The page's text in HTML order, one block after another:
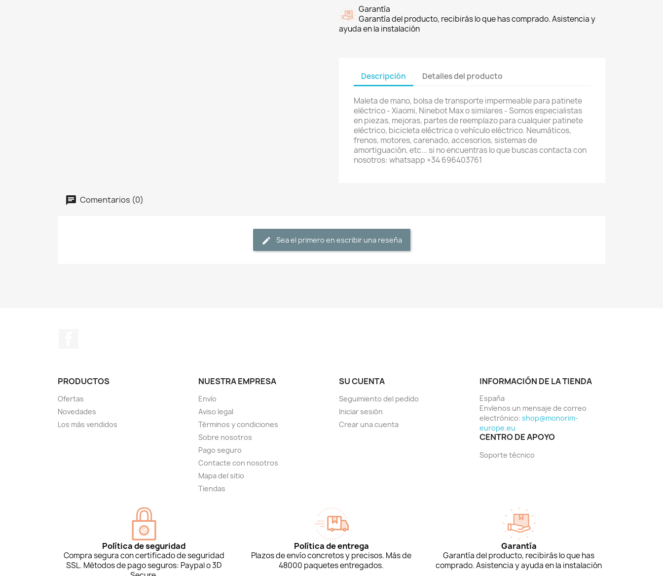
Garantía
Garantía del producto, recibirás lo que has comprado. Asistencia y
ayuda en la instalación
Descripción Detalles del producto
Maleta de mano, bolsa de transporte impermeable para patinete
eléctrico - Xiaomi, Ninebot Max o similares - Somos especialistas
en piezas, mejoras, partes de reemplazo para cualquier patinete
eléctrico, bicicleta eléctrica o vehículo eléctrico. Neumáticos,
frenos, motores, carenado, accesorios, sistemas de
amortiguación, etc... si no encuentras lo que buscas contacta con
nosotros: whatsapp +34 696403761
Comentarios (0)
Sea el primero en escribir una reseña
PRODUCTOS
Ofertas
Novedades
Los más vendidos
NUESTRA EMPRESA
Envío
Aviso legal
Términos y condiciones
Sobre nosotros
Pago seguro
Contacte con nosotros
Mapa del sitio
Tiendas
SU CUENTA
Seguimiento del pedido
Iniciar sesión
Crear una cuenta
INFORMACIÓN DE LA TIENDA
España
Envíenos un mensaje de correo
electrónico: shop@monorim-
europe.eu
CENTRO DE APOYO
Soporte técnico
Política de seguridad
Compra segura con certificado de seguridad
SSL. Métodos de pago seguros: Paypal o 3D
Política de entrega
Plazos de envío concretos y precisos. Más de
48000 paquetes entregados.
Garantía
Garantía del producto, recibirás lo que has
comprado. Asistencia y ayuda en la instalación